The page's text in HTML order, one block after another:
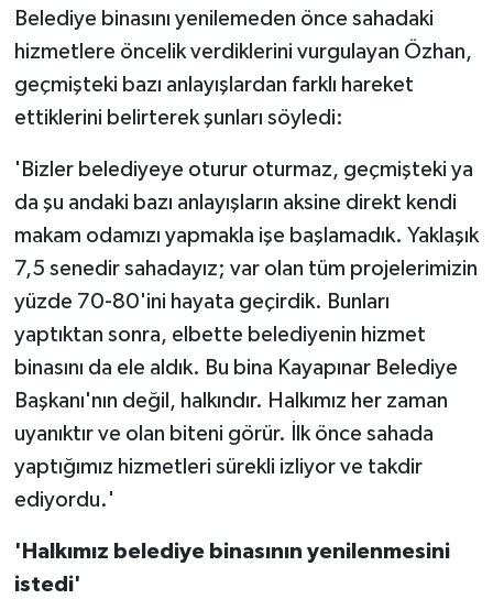
Belediye binasını yenilemeden önce sahadaki
hizmetlere öncelik verdiklerini vurgulayan Özhan,
geçmişteki bazı anlayışlardan farklı hareket
ettiklerini belirterek şunları söyledi:
'Bizler belediyeye oturur oturmaz, geçmişteki ya
da şu andaki bazı anlayışların aksine direkt kendi
makam odamızı yapmakla işe başlamadık. Yaklaşık
7,5 senedir sahadayız; var olan tüm projelerimizin
yüzde 70-80'ini hayata geçirdik. Bunları
yaptıktan sonra, elbette belediyenin hizmet
binasını da ele aldık. Bu bina Kayapınar Belediye
Başkanı'nın değil, halkındır. Halkımız her zaman
uyanıktır ve olan biteni görür. İlk önce sahada
yaptığımız hizmetleri sürekli izliyor ve takdir
ediyordu.'
'Halkımız belediye binasının yenilenmesini
istedi'